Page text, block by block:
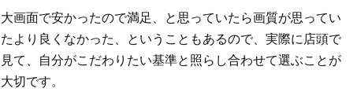
大画面で安かったので満足、と思っていたら画質が思ってい
たより良くなかった、ということもあるので、実際に店頭で
見て、自分がこだわりたい基準と照らし合わせて選ぶことが
大切です。